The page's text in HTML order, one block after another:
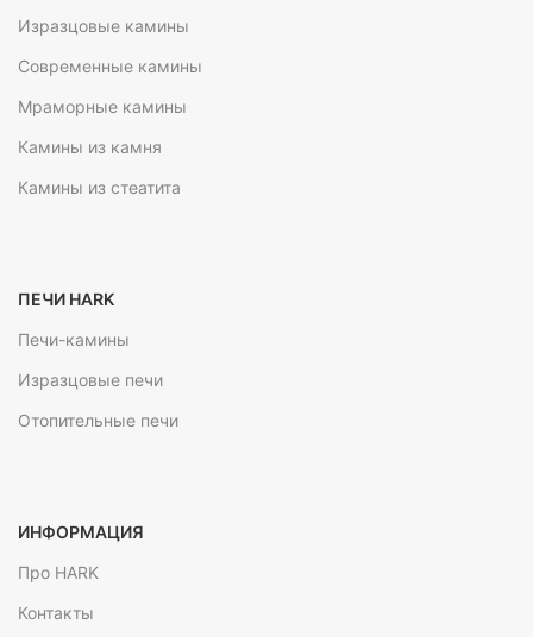
Изразцовые камины
Современные камины
Мраморные камины
Камины из камня
Камины из стеатита
ПЕЧИ HARK
Печи-камины
Изразцовые печи
Отопительные печи
ИНФОРМАЦИЯ
Про HARK
Контакты